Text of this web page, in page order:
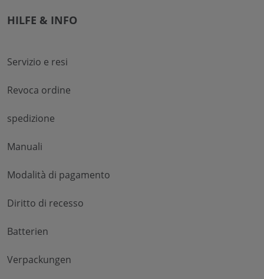
HILFE & INFO
Servizio e resi
Revoca ordine
spedizione
Manuali
Modalità di pagamento
Diritto di recesso
Batterien
Verpackungen